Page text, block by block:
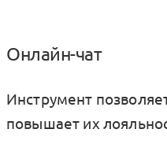
Онлайн-чат
Инструмент
повышает их